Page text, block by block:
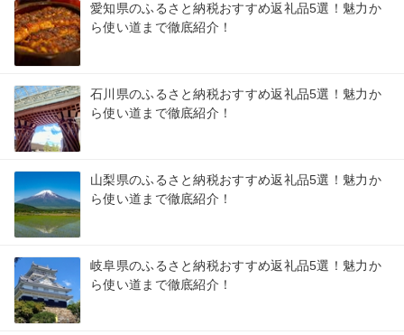
愛知県のふるさと納税おすすめ返礼品5選！魅力か
ら使い道まで徹底紹介！
石川県のふるさと納税おすすめ返礼品5選！魅力か
ら使い道まで徹底紹介！
山梨県のふるさと納税おすすめ返礼品5選！魅力か
ら使い道まで徹底紹介！
岐阜県のふるさと納税おすすめ返礼品5選！魅力か
ら使い道まで徹底紹介！